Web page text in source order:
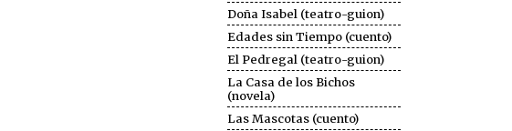
Doña Isabel (teatro-guion)
Edades sin Tiempo (cuento)
El Pedregal (teatro-guion)
La Casa de los Bichos
(novela)
Las Mascotas (cuento)